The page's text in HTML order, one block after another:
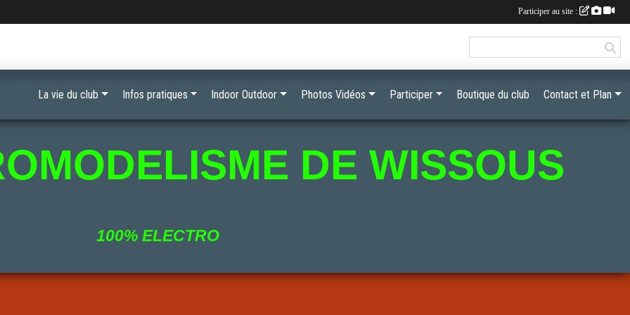
DE WISSOUS
100% ELECTRO
La vie du club Infos pratiques Indoor Outdoor Photos Vidéos Participer Boutique du club Contact et Plan
Participer au site :